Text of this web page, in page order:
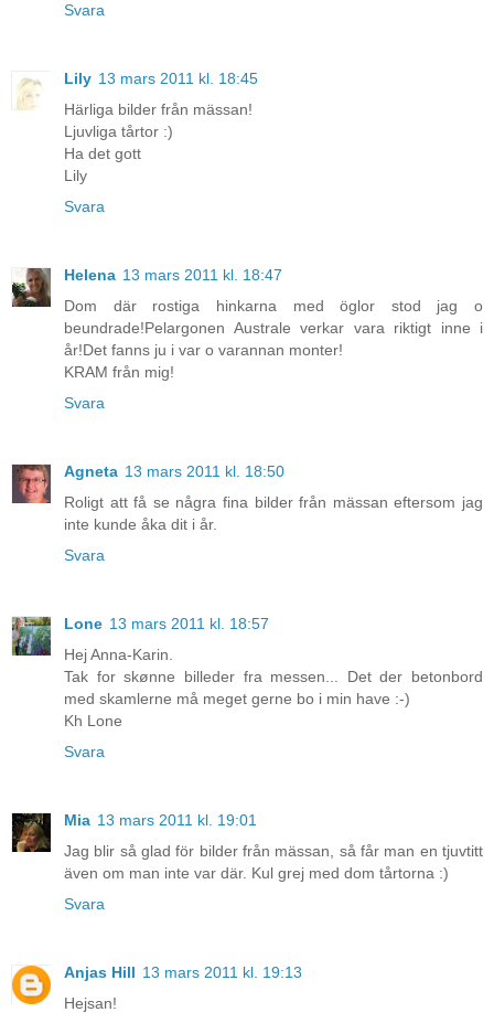
Svara
Lily 13 mars 2011 kl. 18:45
Härliga bilder från mässan!
Ljuvliga tårtor :)
Ha det gott
Lily
Svara
Helena 13 mars 2011 kl. 18:47
Dom där rostiga hinkarna med öglor stod jag o
beundrade!Pelargonen Australe verkar vara riktigt inne i
år!Det fanns ju i var o varannan monter!
KRAM från mig!
Svara
Agneta 13 mars 2011 kl. 18:50
Roligt att få se några fina bilder från mässan eftersom jag
inte kunde åka dit i år.
Svara
Lone 13 mars 2011 kl. 18:57
Hej Anna-Karin.
Tak for skønne billeder fra messen... Det der betonbord
med skamlerne må meget gerne bo i min have :-)
Kh Lone
Svara
Mia 13 mars 2011 kl. 19:01
Jag blir så glad för bilder från mässan, så får man en tjuvtitt
även om man inte var där. Kul grej med dom tårtorna :)
Svara
Anjas Hill 13 mars 2011 kl. 19:13
Hejsan!